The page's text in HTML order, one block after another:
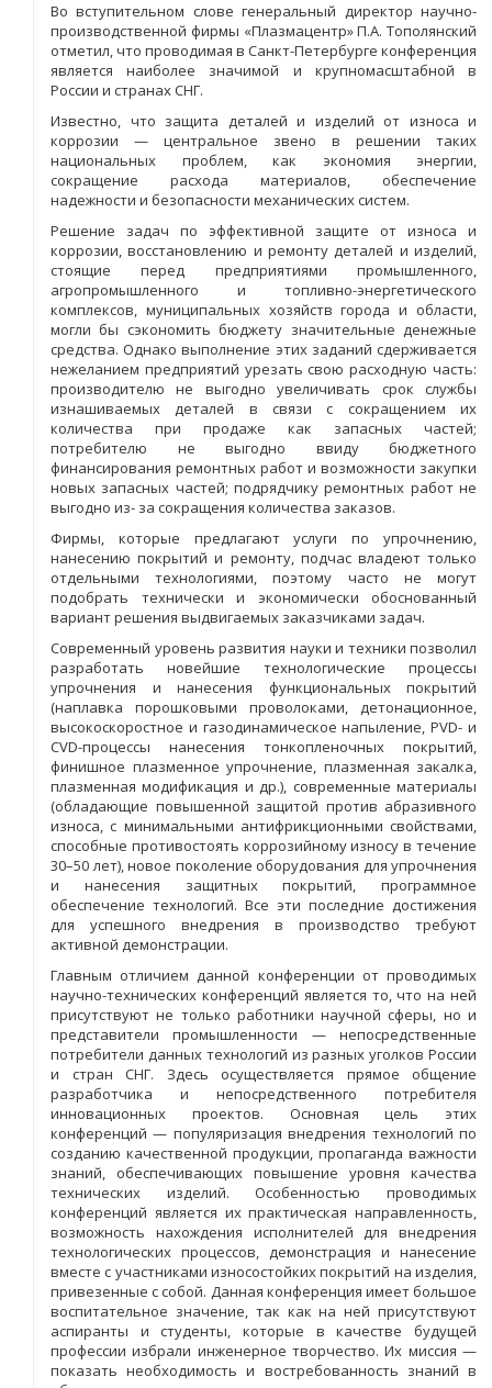
Во вступительном слове генеральный директор научно-
производственной фирмы «Плазмацентр» П.А. Тополянский
отметил, что проводимая в Санкт-Петербурге конференция
является наиболее значимой и крупномасштабной в
России и странах СНГ.
Известно, что защита деталей и изделий от износа и
коррозии — центральное звено в решении таких
национальных проблем, как экономия энергии,
сокращение расхода материалов, обеспечение
надежности и безопасности механических систем.
Решение задач по эффективной защите от износа и
коррозии, восстановлению и ремонту деталей и изделий,
стоящие перед предприятиями промышленного,
агропромышленного и топливно-энергетического
комплексов, муниципальных хозяйств города и области,
могли бы сэкономить бюджету значительные денежные
средства. Однако выполнение этих заданий сдерживается
нежеланием предприятий урезать свою расходную часть:
производителю не выгодно увеличивать срок службы
изнашиваемых деталей в связи с сокращением их
количества при продаже как запасных частей;
потребителю не выгодно ввиду бюджетного
финансирования ремонтных работ и возможности закупки
новых запасных частей; подрядчику ремонтных работ не
выгодно из- за сокращения количества заказов.
Фирмы, которые предлагают услуги по упрочнению,
нанесению покрытий и ремонту, подчас владеют только
отдельными технологиями, поэтому часто не могут
подобрать технически и экономически обоснованный
вариант решения выдвигаемых заказчиками задач.
Современный уровень развития науки и техники позволил
разработать новейшие технологические процессы
упрочнения и нанесения функциональных покрытий
(наплавка порошковыми проволоками, детонационное,
высокоскоростное и газодинамическое напыление, PVD- и
CVD-процессы нанесения тонкопленочных покрытий,
финишное плазменное упрочнение, плазменная закалка,
плазменная модификация и др.), современные материалы
(обладающие повышенной защитой против абразивного
износа, с минимальными антифрикционными свойствами,
способные противостоять коррозийному износу в течение
30–50 лет), новое поколение оборудования для упрочнения
и нанесения защитных покрытий, программное
обеспечение технологий. Все эти последние достижения
для успешного внедрения в производство требуют
активной демонстрации.
Главным отличием данной конференции от проводимых
научно-технических конференций является то, что на ней
присутствуют не только работники научной сферы, но и
представители промышленности — непосредственные
потребители данных технологий из разных уголков России
и стран СНГ. Здесь осуществляется прямое общение
разработчика и непосредственного потребителя
инновационных проектов. Основная цель этих
конференций — популяризация внедрения технологий по
созданию качественной продукции, пропаганда важности
знаний, обеспечивающих повышение уровня качества
технических изделий. Особенностью проводимых
конференций является их практическая направленность,
возможность нахождения исполнителей для внедрения
технологических процессов, демонстрация и нанесение
вместе с участниками износостойких покрытий на изделия,
привезенные с собой. Данная конференция имеет большое
воспитательное значение, так как на ней присутствуют
аспиранты и студенты, которые в качестве будущей
профессии избрали инженерное творчество. Их миссия —
показать необходимость и востребованность знаний в